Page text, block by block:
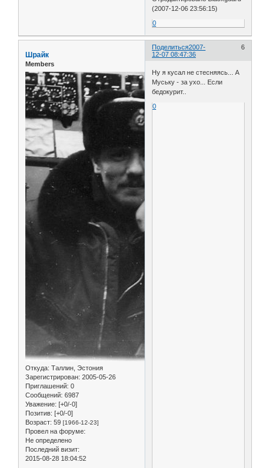
(2007-12-06 23:56:15)
0
Поделиться 6
2007-
12-07 08:47:36
Шрайк
Members
Откуда: Таллин, Эстония
Зарегистрирован: 2005-05-26
Приглашений: 0
Сообщений: 6987
Уважение: [+0/-0]
Позитив: [+0/-0]
Возраст: 59 [1966-12-23]
Провел на форуме:
Не определено
Последний визит:
2015-08-28 18:04:52
Ну я кусал не стесняясь... А
Муську - за ухо... Если
бедокурит..
0